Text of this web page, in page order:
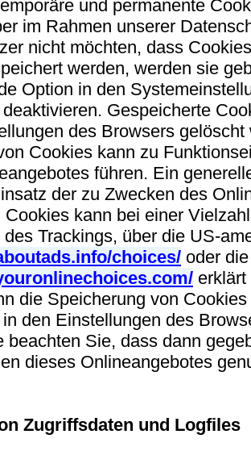
und permanente
im Rahmen unserer
nicht möchten, dass
werden, werden sie
Option in den
Gespeicherte
des Browsers gelöscht
Cookies kann zu
führen. Ein
der zu Zwecken des
Cookies kann bei einer
Trackings, über die US-
choices/ oder
die Speicherung von
den Einstellungen des
beachten Sie, dass dann
dieses Onlineangebotes
Zugriffsdaten und Logfiles